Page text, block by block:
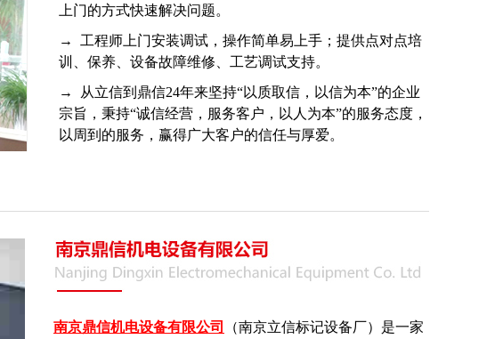
上门的方式快速解决问题。
→ 工程师上门安装调试，操作简单易上手；提供点对点培
训、保养、设备故障维修、工艺调试支持。
→ 从立信到鼎信24年来坚持“以质取信，以信为本”的企业
宗旨，秉持“诚信经营，服务客户，以人为本”的服务态度，
以周到的服务，赢得广大客户的信任与厚爱。
南京鼎信机电设备有限公司 （南京立信标记设备厂）是一家